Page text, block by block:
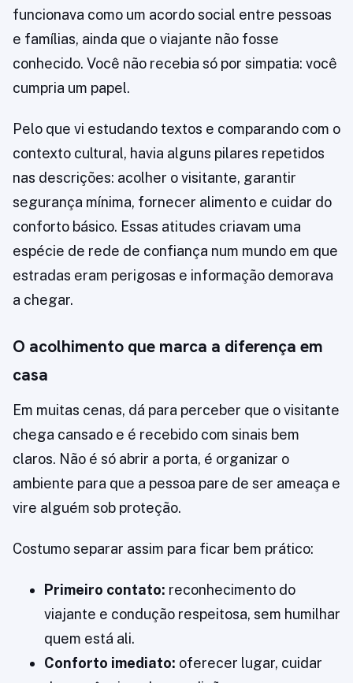
funcionava como um acordo social entre pessoas
e famílias, ainda que o viajante não fosse
conhecido. Você não recebia só por simpatia: você
cumpria um papel.
Pelo que vi estudando textos e comparando com o
contexto cultural, havia alguns pilares repetidos
nas descrições: acolher o visitante, garantir
segurança mínima, fornecer alimento e cuidar do
conforto básico. Essas atitudes criavam uma
espécie de rede de confiança num mundo em que
estradas eram perigosas e informação demorava
a chegar.
O acolhimento que marca a diferença em
casa
Em muitas cenas, dá para perceber que o visitante
chega cansado e é recebido com sinais bem
claros. Não é só abrir a porta, é organizar o
ambiente para que a pessoa pare de ser ameaça e
vire alguém sob proteção.
Costumo separar assim para ficar bem prático:
Primeiro contato: reconhecimento do
viajante e condução respeitosa, sem humilhar
quem está ali.
Conforto imediato: oferecer lugar, cuidar